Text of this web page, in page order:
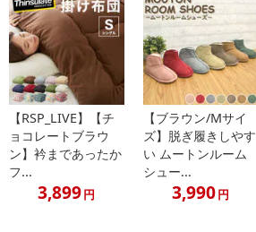
【商品説明】
広げれば大容量、たためばコンパクト。
【RSP_LIVE】【チ
ョコレートブラウ
ン】衿まであったか
フ...
3,899円
【ブラウン/Mサイ
ズ】脱ぎ履きしやす
い ムートンルーム
シュー...
3,990円